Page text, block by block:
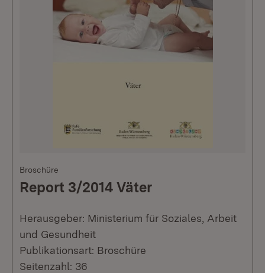
Broschüre
Report 3/2014 Väter
Herausgeber: Ministerium für Soziales, Arbeit
und Gesundheit
Publikationsart: Broschüre
Seitenzahl: 36